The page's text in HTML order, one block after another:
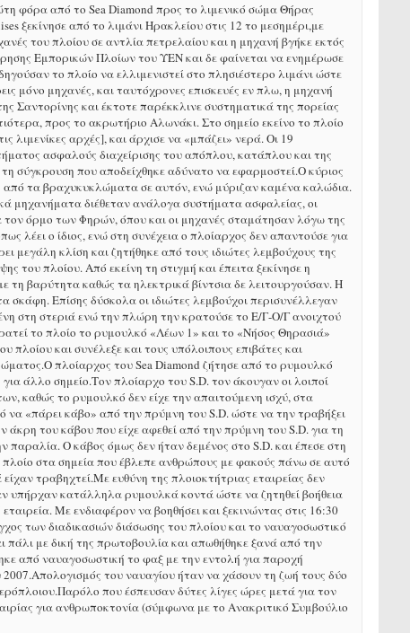
φόρα από το Sea Diamond προς το λιμενικό σώμα Θήρας
ξεκίνησε από το λιμάνι Ηρακλείου στις 12 το μεσημέρι,με
του πλοίου σε αντλία πετρελαίου και η μηχανή βγήκε εκτός
Εμπορικών Πλοίων του ΥΕΝ και δε φαίνεται να ενημέρωσε
το πλοίο να ελλιμενιστεί στο πλησιέστερο λιμάνι ώστε
μόνο μηχανές, και ταυτόχρονες επισκευές εν πλω, η μηχανή
Σαντορίνης και έκτοτε παρέκκλινε συστηματικά της πορείας
προς το ακρωτήριο Αλωνάκι. Στο σημείο εκείνο το πλοίο
αρχές], και άρχισε να «μπάζει» νερά. Οι 19
ασφαλούς διαχείρισης του απόπλου, κατάπλου και της
σύγκρουση που αποδείχθηκε αδύνατο να εφαρμοστεί.Ο κύριος
από τα βραχυκυκλώματα σε αυτόν, ενώ μύριζαν καμένα καλώδια.
μηχανήματα διέθεταν ανάλογα συστήματα ασφαλείας, οι
όρμο των Φηρών, όπου και οι μηχανές σταμάτησαν λόγω της
λέει ο ίδιος, ενώ στη συνέχεια ο πλοίαρχος δεν απαντούσε για
μεγάλη κλίση και ζητήθηκε από τους ιδιώτες λεμβούχους της
του πλοίου. Από εκείνη τη στιγμή και έπειτα ξεκίνησε η
τη βαρύτητα καθώς τα ηλεκτρικά βίντσια δε λειτουργούσαν. Η
Επίσης δύσκολα οι ιδιώτες λεμβούχοι περισυνέλλεγαν
στη στεριά ενώ την πλώρη την κρατούσε το Ε/Γ-Ο/Γ ανοιχτού
το πλοίο το ρυμουλκό «Λέων 1» και το «Νήσος Θηρασιά»
και συνέλεξε και τους υπόλοιπους επιβάτες και
πλοίαρχος του Sea Diamond ζήτησε από το ρυμουλκό
άλλο σημείο.Τον πλοίαρχο του S.D. τον άκουγαν οι λοιποί
καθώς το ρυμουλκό δεν είχε την απαιτούμενη ισχύ, στα
«πάρει κάβο» από την πρύμνη του S.D. ώστε να την τραβήξει
άκρη του κάβου που είχε αφεθεί από την πρύμνη του S.D. για τη
Ο κάβος όμως δεν ήταν δεμένος στο S.D. και έπεσε στη
στα σημεία που έβλεπε ανθρώπους με φακούς πάνω σε αυτό
τραβηχτεί.Με ευθύνη της πλοιοκτήτριας εταιρείας δεν
υπήρχαν κατάλληλα ρυμουλκά κοντά ώστε να ζητηθεί βοήθεια
Με ενδιαφέρον να βοηθήσει και ξεκινώντας στις 16:30
των διαδικασιών διάσωσης του πλοίου και το ναυαγοσωστικό
πάλι με δική της πρωτοβουλία και απωθήθηκε ξανά από την
από ναυαγοσωστική το φαξ με την εντολή για παροχή
του ναυαγίου ήταν να χάσουν τη ζωή τους δύο
που έσπευσαν δύτες λίγες ώρες μετά για τον
για ανθρωποκτονία (σύμφωνα με το Ανακριτικό Συμβούλιο